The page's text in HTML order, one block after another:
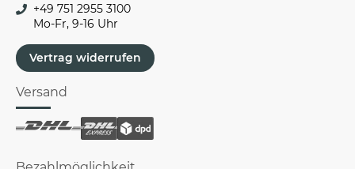
+49 751 2955 3100
Mo-Fr, 9-16 Uhr
Vertrag widerrufen
Versand